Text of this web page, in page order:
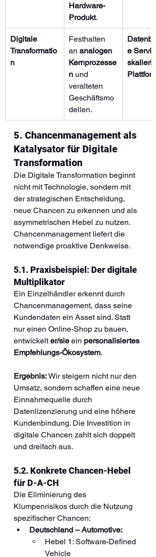
Hardware-
Produkt.
Digitale
Transformatio
n
Festhalten
an analogen
Kernprozesse
n und
veralteten
Geschäftsmo
dellen.
e
5. Chancenmanagement als
Katalysator für Digitale
Transformation
Die Digitale Transformation beginnt
nicht mit Technologie, sondern mit
der strategischen Entscheidung,
neue Chancen zu erkennen und als
asymmetrischen Hebel zu nutzen.
Chancenmanagement liefert die
notwendige proaktive Denkweise.
5.1. Praxisbeispiel: Der digitale
Multiplikator
Ein Einzelhändler erkennt durch
Chancenmanagement, dass seine
Kundendaten ein Asset sind. Statt
nur einen Online-Shop zu bauen,
entwickelt er/sie ein personalisiertes
Empfehlungs-Ökosystem.
Ergebnis: Wir steigern nicht nur den
Umsatz, sondern schaffen eine neue
Einnahmequelle durch
Datenlizenzierung und eine höhere
Kundenbindung. Die Investition in
digitale Chancen zahlt sich doppelt
und dreifach aus.
5.2. Konkrete Chancen-Hebel
für D-A-CH
Die Eliminierung des
Klumpenrisikos durch die Nutzung
spezifischer Chancen:
Deutschland – Automotive:
Hebel 1: Software-Defined
Vehicle